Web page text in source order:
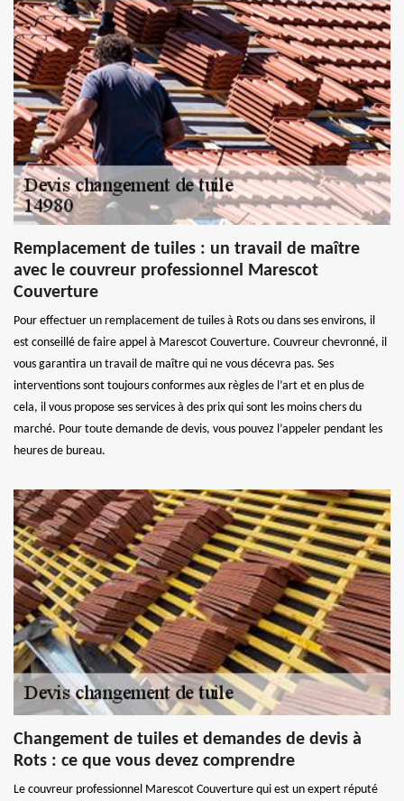
Remplacement de tuiles : un travail de maître
avec le couvreur professionnel Marescot
Couverture
Pour effectuer un remplacement de tuiles à Rots ou dans ses environs, il
est conseillé de faire appel à Marescot Couverture. Couvreur chevronné, il
vous garantira un travail de maître qui ne vous décevra pas. Ses
interventions sont toujours conformes aux règles de l’art et en plus de
cela, il vous propose ses services à des prix qui sont les moins chers du
marché. Pour toute demande de devis, vous pouvez l’appeler pendant les
heures de bureau.
Changement de tuiles et demandes de devis à
Rots : ce que vous devez comprendre
Le couvreur professionnel Marescot Couverture qui est un expert réputé